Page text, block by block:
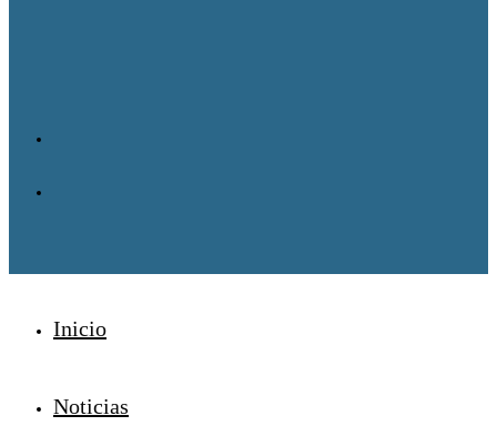
Inicio
Noticias